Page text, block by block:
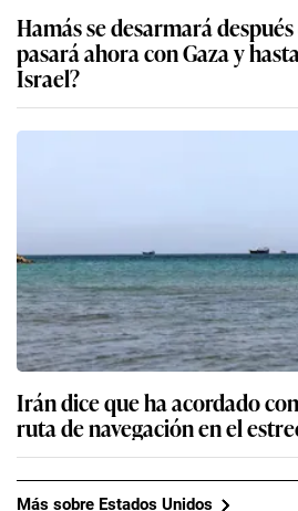
Hamás se desarmará
pasará ahora con Gaza y
Israel?
Irán dice que ha acordado
ruta de navegación en el
Más sobre Estados Unidos